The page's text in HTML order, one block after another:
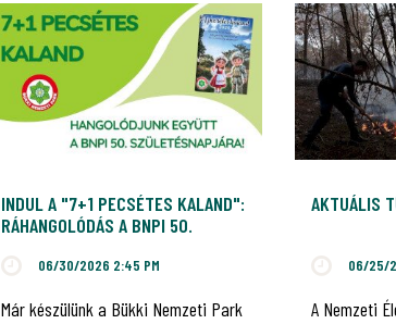
INDUL A "7+1 PECSÉTES KALAND":
RÁHANGOLÓDÁS A BNPI 50.
06/30/2026 2:45 PM
Már készülünk a Bükki Nemzeti Park
AKTUÁLIS
06/25/
A Nemzeti